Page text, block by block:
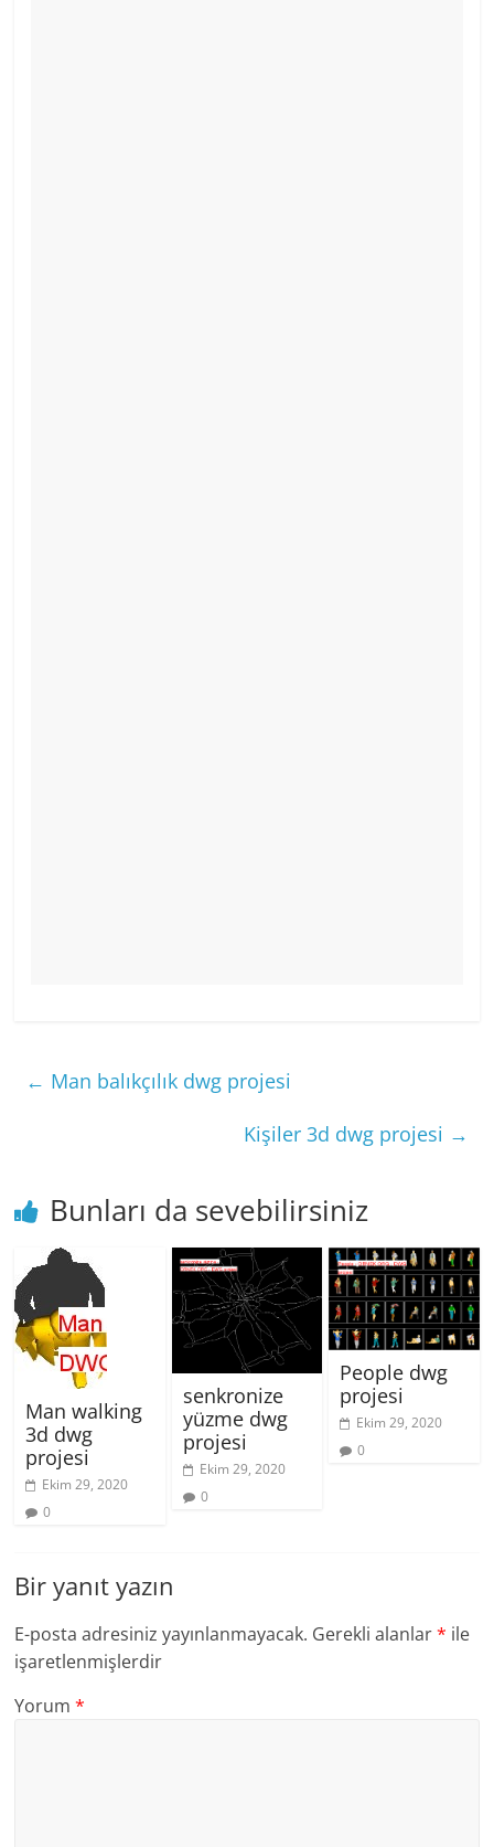
← Man balıkçılık dwg projesi
Kişiler 3d dwg projesi →
Bunları da sevebilirsiniz
Man walking
3d dwg
projesi
Ekim 29, 2020
0
senkronize
yüzme dwg
projesi
Ekim 29, 2020
0
People dwg
projesi
Ekim 29, 2020
0
Bir yanıt yazın
E-posta adresiniz yayınlanmayacak. Gerekli alanlar* ile
işaretlenmişlerdir
Yorum*